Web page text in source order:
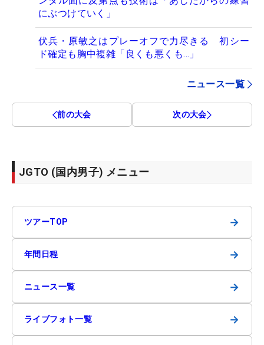
にぶつけていく」
伏兵・原敏之はプレーオフで力尽きる 初シー
ド確定も胸中複雑「良くも悪くも…」
ニュース一覧
前の大会 次の大会
JGTO (国内男子) メニュー
ツアーTOP →
年間日程 →
ニュース一覧 →
ライブフォト一覧 →